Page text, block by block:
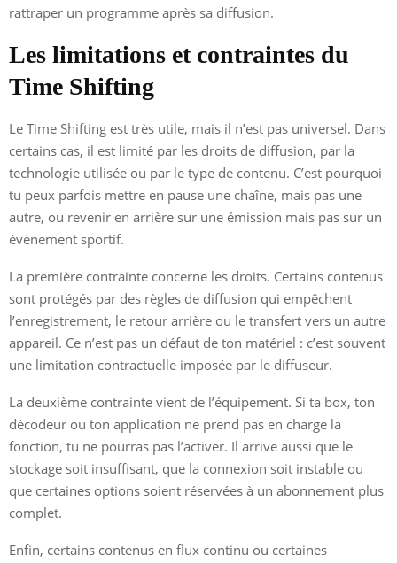
rattraper un programme après sa diffusion.
Les limitations et contraintes du
Time Shifting
Le Time Shifting est très utile, mais il n’est pas universel. Dans
certains cas, il est limité par les droits de diffusion, par la
technologie utilisée ou par le type de contenu. C’est pourquoi
tu peux parfois mettre en pause une chaîne, mais pas une
autre, ou revenir en arrière sur une émission mais pas sur un
événement sportif.
La première contrainte concerne les droits. Certains contenus
sont protégés par des règles de diffusion qui empêchent
l’enregistrement, le retour arrière ou le transfert vers un autre
appareil. Ce n’est pas un défaut de ton matériel : c’est souvent
une limitation contractuelle imposée par le diffuseur.
La deuxième contrainte vient de l’équipement. Si ta box, ton
décodeur ou ton application ne prend pas en charge la
fonction, tu ne pourras pas l’activer. Il arrive aussi que le
stockage soit insuffisant, que la connexion soit instable ou
que certaines options soient réservées à un abonnement plus
complet.
Enfin, certains contenus en flux continu ou certaines